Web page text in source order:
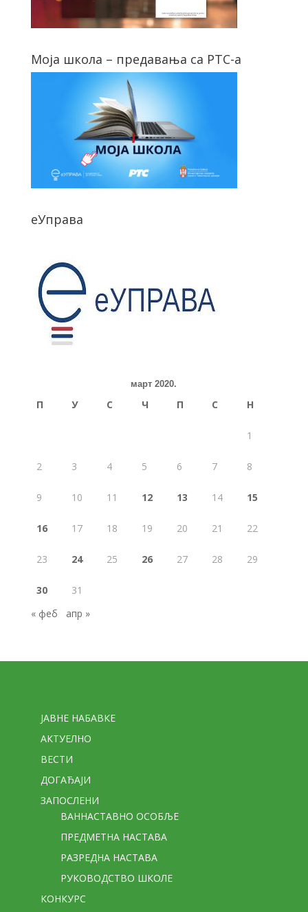
Моја школа – предавања са РТС-а
еУправа
март 2020.
П У С Ч П С Н
1
2 3 4 5 6 7 8
9 10 11 12 13 14 15
16 17 18 19 20 21 22
23 24 25 26 27 28 29
30
31
« феб
апр »
ЈАВНЕ НАБАВКЕ
АКТУЕЛНО
ВЕСТИ
ДОГАЂАЈИ
ЗАПОСЛЕНИ
ВАННАСТАВНО ОСОБЉЕ
ПРЕДМЕТНА НАСТАВА
РАЗРЕДНА НАСТАВА
РУКОВОДСТВО ШКОЛЕ
КОНКУРС